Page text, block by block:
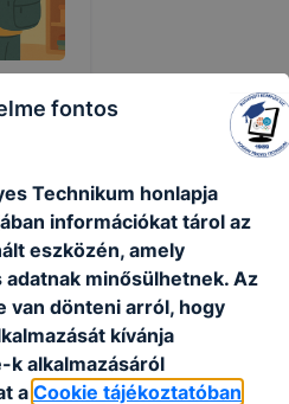
rend
fontos
Technikum honlapja
információkat tárol az
eszközén, amely
minősülhetnek. Az
van dönteni arról, hogy
kívánja
k alkalmazásáról
a Cookie tájékoztatóban